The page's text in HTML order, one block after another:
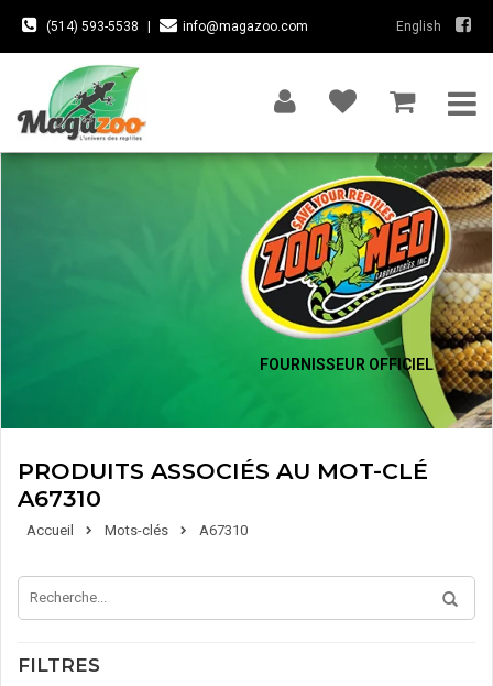
(514) 593-5538 info@magazoo.com English
FOURNISSEUR OFFICIEL
PRODUITS ASSOCIÉS AU MOT-CLÉ
A67310
Accueil Mots-clés A67310
FILTRES